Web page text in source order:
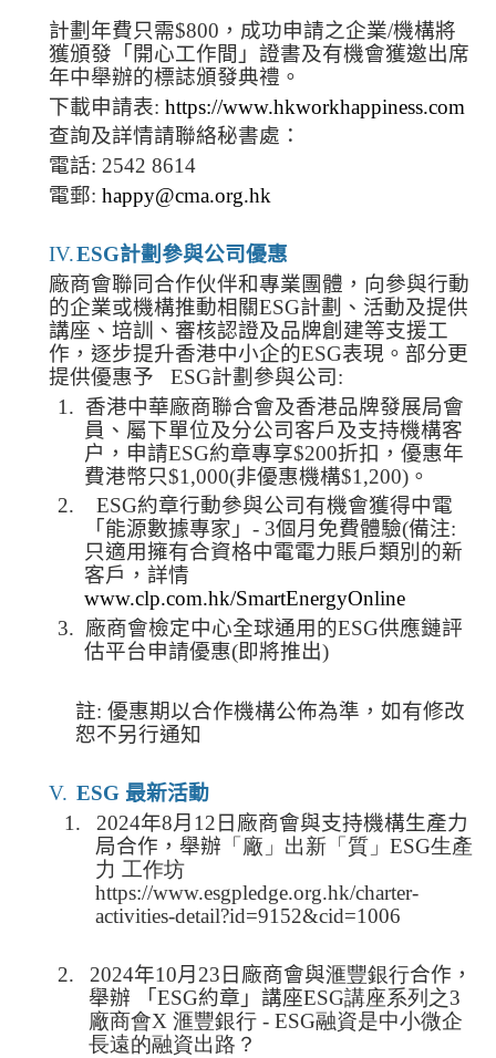
計劃年費只需$800 ，成功申請之企業/機構將
獲頒發「開心工作間」證書及有機會獲邀出席
年中舉辦的標誌頒發典禮。
下載申請表: https://www.hkworkhappiness.com
查詢及詳情請聯絡秘書處：
電話: 2542 8614
電郵: happy@cma.org.hk
IV.ESG計劃參與公司優惠
廠商會聯同合作伙伴和專業團體，向參與行動
的企業或機構推動相關ESG計劃、活動及提供
講座、培訓、審核認證及品牌創建等支援工
作，逐步提升香港中小企的ESG表現。部分更
提供優惠予
ESG計劃參與公司:
1. 香港中華廠商聯合會及香港品牌發展局會
員、屬下單位及分公司客戶及支持機構客
户，申請ESG約章專享$200折扣，優惠年
費港幣只$1,000(非優惠機構$1,200) 。
2.
ESG約章行動參與公司有機會獲得中電
「能源數據專家」 - 3個月免費體驗(備注:
只適用擁有合資格中電電力賬戶類別的新
客戶，詳情
www.clp.com.hk/SmartEnergyOnline
3. 廠商會檢定中心全球通用的ESG供應鏈評
估平台申請優惠(即將推出)
註: 優惠期以合作機構公佈為準，如有修改
恕不另行通知
V. ESG 最新活動
1.
2024年8月12日廠商會與支持機構生產力
局合作，舉辦 「廠」出新「質」ESG生產
力 工作坊
https://www.esgpledge.org.hk/charter-
activities-detail?id=9152&cid=1006
2. 2024年10月23 日廠商會與滙豐銀行合作，
舉辦 「ESG約章」講座ESG講座系列之3
廠商會X 滙豐銀行 - ESG融資是中小微企
長遠的融資出路？